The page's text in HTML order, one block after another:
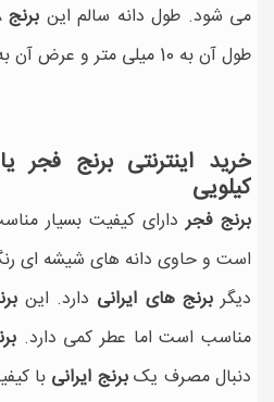
می شود. طول دانه سالم این برنج
طول آن به 10 میلی متر و عرض آن به 2 ملی متر می رسد.
کیلویی
برنج فجردارای کیفیت بسیار
است و حاوی دانه های شیشه ای
دیگربرنج های ایرانی دارد. این
مناسب است اما عطر کمی دارد.
دنبال مصرف یکبرنج ایرانی با